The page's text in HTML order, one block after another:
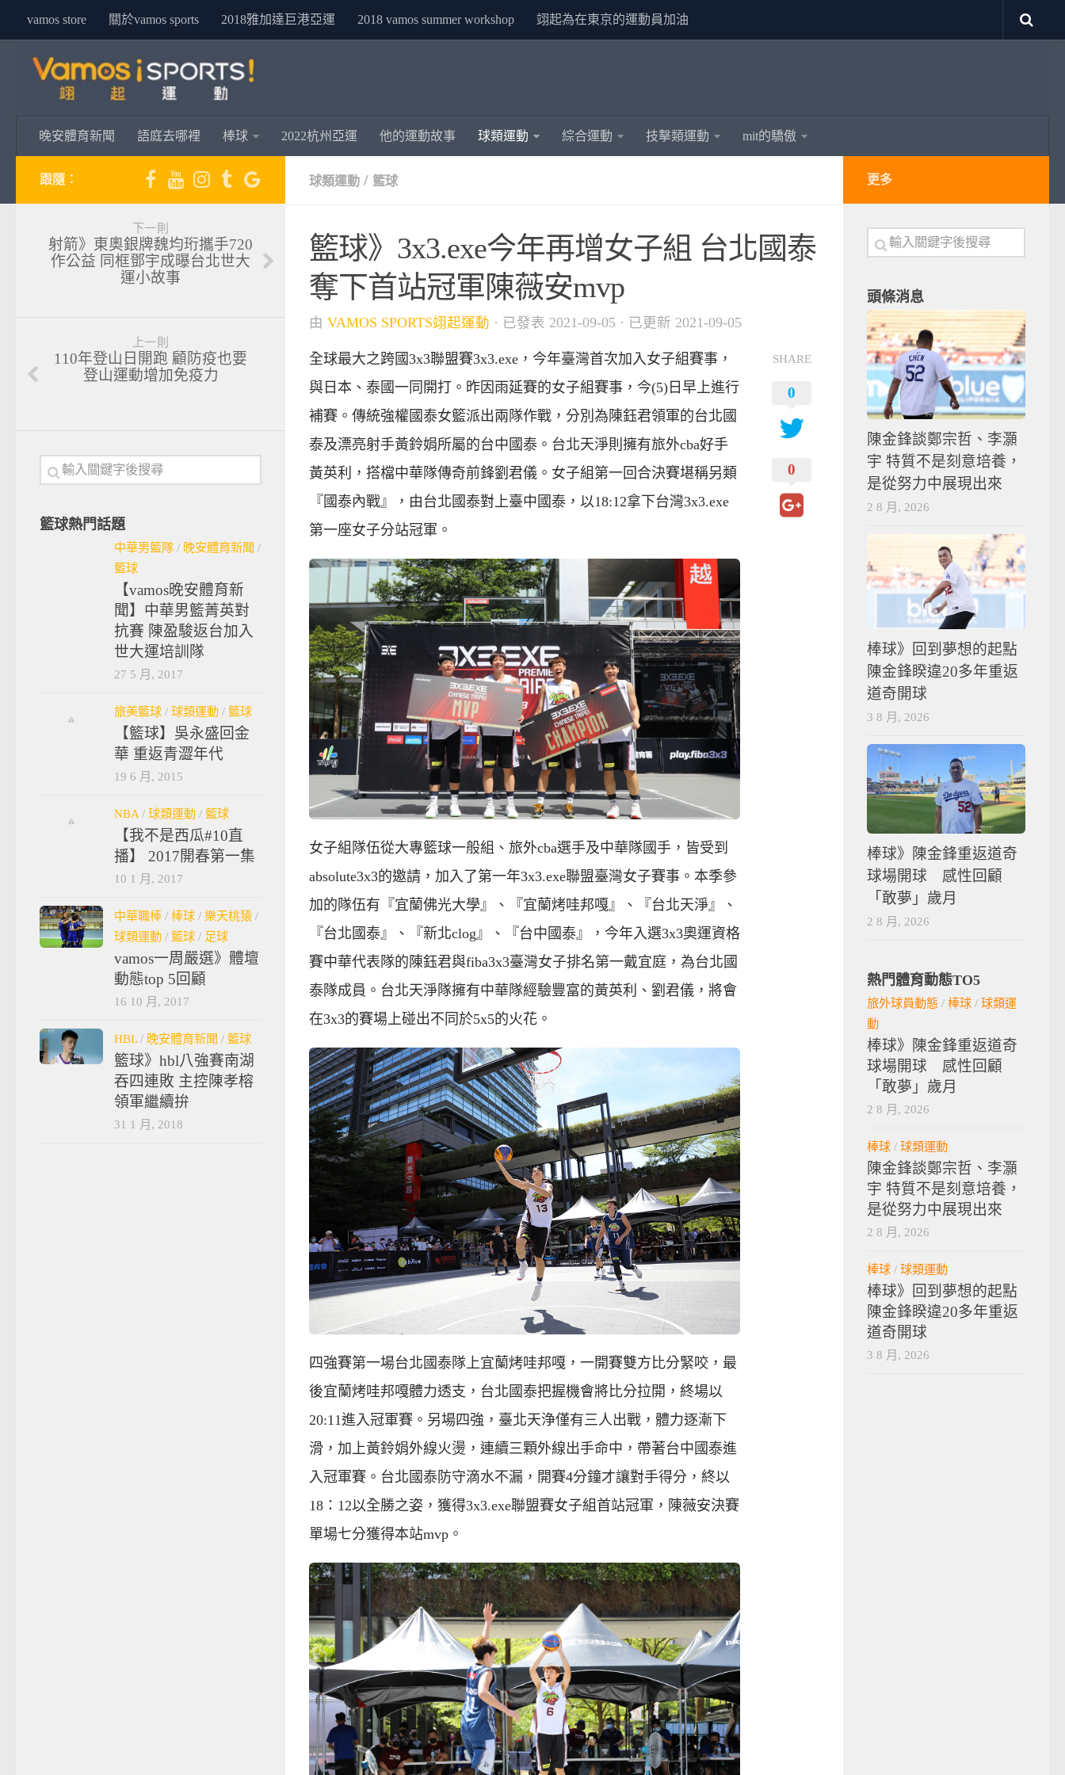
vamos store 關於vamos sports 2018雅加達巨港亞運 2018 vamos summer workshop 翊起為在東京的運動員加油
晚安體育新聞 語庭去哪裡 棒球 2022杭州亞運 他的運動故事 球類運動 綜合運動 技擊類運動 mit的驕傲
球類運動 / 籃球
籃球》3x3.exe今年再增女子組 台北國泰
奪下首站冠軍陳薇安mvp
由 VAMOS SPORTS翊起運動 · 已發表 2021-09-05 · 已更新 2021-09-05
全球最大之跨國3x3聯盟賽3x3.exe，今年臺灣首次加入女子組賽事，
與日本、泰國一同開打。昨因雨延賽的女子組賽事，今(5)日早上進行
補賽。傳統強權國泰女籃派出兩隊作戰，分別為陳鈺君領軍的台北國
泰及漂亮射手黃鈴娟所屬的台中國泰。台北天淨則擁有旅外cba好手
黃英利，搭檔中華隊傳奇前鋒劉君儀。女子組第一回合決賽堪稱另類
『國泰內戰』，由台北國泰對上臺中國泰，以18:12拿下台灣3x3.exe
第一座女子分站冠軍。
女子組隊伍從大專籃球一般組、旅外cba選手及中華隊國手，皆受到
absolute3x3的邀請，加入了第一年3x3.exe聯盟臺灣女子賽事。本季參
加的隊伍有『宜蘭佛光大學』、『宜蘭烤哇邦嘎』、『台北天淨』、
『台北國泰』、『新北clog』、『台中國泰』，今年入選3x3奧運資格
賽中華代表隊的陳鈺君與fiba3x3臺灣女子排名第一戴宜庭，為台北國
泰隊成員。台北天淨隊擁有中華隊經驗豐富的黃英利、劉君儀，將會
在3x3的賽場上碰出不同於5x5的火花。
四強賽第一場台北國泰隊上宜蘭烤哇邦嘎，一開賽雙方比分緊咬，最
後宜蘭烤哇邦嘎體力透支，台北國泰把握機會將比分拉開，終場以
20:11進入冠軍賽。另場四強，臺北天浄僅有三人出戰，體力逐漸下
滑，加上黃鈴娟外線火燙，連續三顆外線出手命中，帶著台中國泰進
入冠軍賽。台北國泰防守滴水不漏，開賽4分鐘才讓對手得分，終以
18：12以全勝之姿，獲得3x3.exe聯盟賽女子組首站冠軍，陳薇安決賽
單場七分獲得本站mvp。
SHARE
0
0
跟隨：
下一則
射箭》東奧銀牌魏均珩攜手720
作公益 同框鄧宇成曝台北世大
運小故事
上一則
110年登山日開跑 顧防疫也要
登山運動增加免疫力
籃球熱門話題
中華男籃隊 / 晚安體育新聞 /
籃球
【vamos晚安體育新
聞】中華男籃菁英對
抗賽 陳盈駿返台加入
世大運培訓隊
27 5 月, 2017
旅美籃球 / 球類運動 / 籃球
【籃球】吳永盛回金
華 重返青澀年代
19 6 月, 2015
NBA / 球類運動 / 籃球
【我不是西瓜#10直
播】 2017開春第一集
10 1 月, 2017
中華職棒 / 棒球 / 樂天桃猿 /
球類運動 / 籃球 / 足球
vamos一周嚴選》體壇
動態top 5回顧
16 10 月, 2017
HBL/ 晚安體育新聞 / 籃球
籃球》hbl八強賽南湖
吞四連敗 主控陳孝榕
領軍繼續拚
31 1 月, 2018
更多
頭條消息
陳金鋒談鄭宗哲、李灝
宇 特質不是刻意培養，
是從努力中展現出來
2 8 月, 2026
棒球》回到夢想的起點
陳金鋒睽違20多年重返
道奇開球
3 8 月, 2026
棒球》陳金鋒重返道奇
球場開球 感性回顧
「敢夢」歲月
2 8 月, 2026
熱門體育動態TO5
旅外球員動態 / 棒球 / 球類運
動
棒球》陳金鋒重返道奇
球場開球 感性回顧
「敢夢」歲月
2 8 月, 2026
棒球 / 球類運動
陳金鋒談鄭宗哲、李灝
宇 特質不是刻意培養，
是從努力中展現出來
2 8 月, 2026
棒球 / 球類運動
棒球》回到夢想的起點
陳金鋒睽違20多年重返
道奇開球
3 8 月, 2026